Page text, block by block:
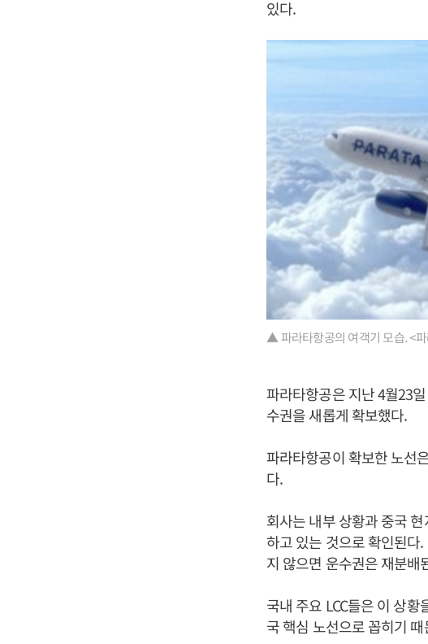
있다.
▲ 파라타항공의 여객기 모습. <
파라타항공은 지난 4월23
수권을 새롭게 확보했다.
파라타항공이 확보한 노
다.
회사는 내부 상황과 중국
하고 있는 것으로 확인된다
지 않으면 운수권은 재분배
국내 주요 LCC들은 이 상
국 핵심 노선으로 꼽히기